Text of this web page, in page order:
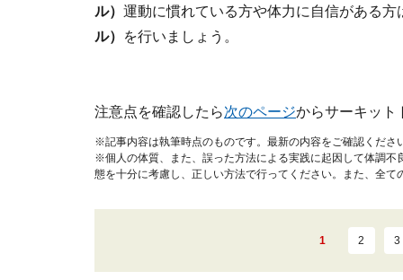
ル） 運動に慣れている方や体力に自信がある方
ル）
を行いましょう。
注意点を確認したら次のページからサーキット
※記事内容は執筆時点のものです。最新の内容をご確認くださ
※個人の体質、また、誤った方法による実践に起因して体調
態を十分に考慮し、正しい方法で行ってください。また、全
1 2 3